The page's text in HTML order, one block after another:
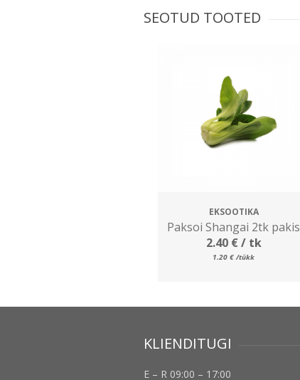
SEOTUD TOOTED
EKSOOTIKA
Paksoi Shangai 2tk pakis
2.40 €/ tk
1.20 € /tükk
KLIENDITUGI
E – R 09:00 – 17:00